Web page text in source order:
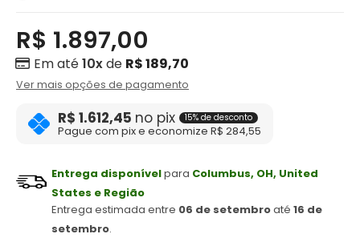
R$ 1.897,00
Em até10xde R$ 189,70
Ver mais opções de pagamento
R$ 1.612,45 no pix 15% de desconto
Pague com pix e economize R$ 284,55
Entrega disponívelpara Columbus, OH, United
States e Região
Entrega estimada entre 06 de setembroaté 16 de
setembro.